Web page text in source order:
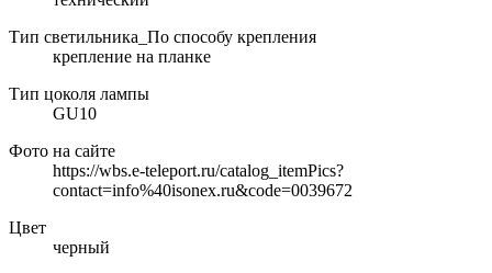
Тип светильника_По способу крепления
крепление на планке
Тип цоколя лампы
GU10
Фото на сайте
https://wbs.e-teleport.ru/catalog_itemPics?
contact=info%40isonex.ru&code=0039672
Цвет
черный